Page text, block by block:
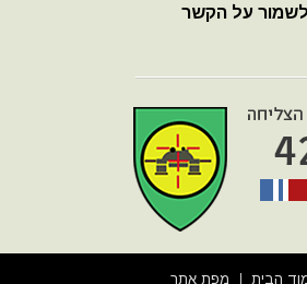
לשמור על הקשר
הבית מפת אתר